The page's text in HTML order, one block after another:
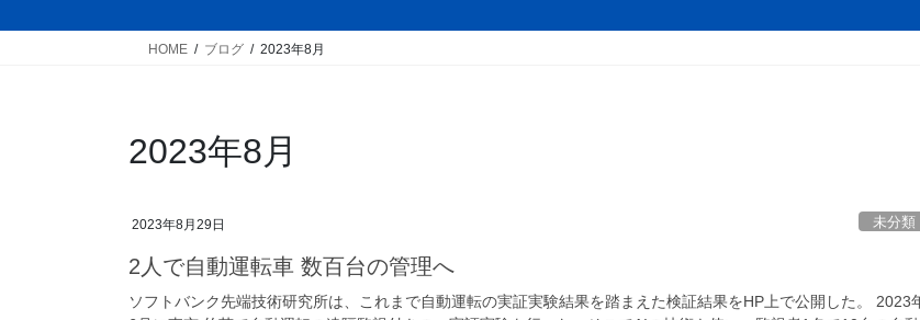
HOME ブログ 2023年8月
2023年8月
2023年8月29日 未分類
2人で自動運転車 数百台の管理へ
ソフトバンク先端技術研究所は、これまで自動運転の実証実験結果を踏まえた検証結果をHP上で公開した。 2023